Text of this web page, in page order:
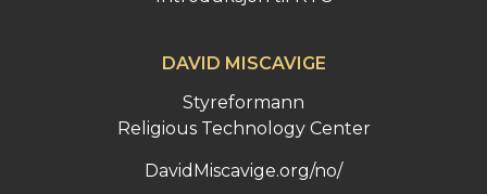
DAVID MISCAVIGE
Styreformann
Religious Technology Center
DavidMiscavige.org/no/